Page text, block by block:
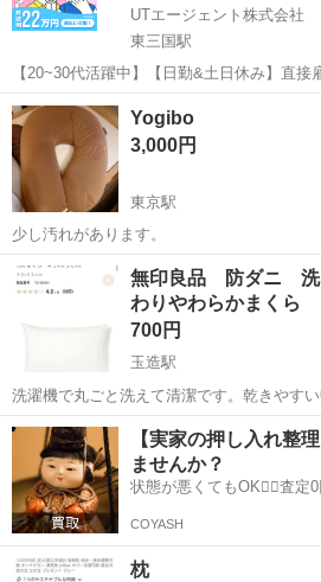
UTエージェント株式会社
東三国駅
【20~30代活躍中】【日勤&土日休み】直
ツ繰り返し！化学製品のピッキング・原料投入♪
報 ＼化学製品製造の原料投入、運搬など／ ☆未経験歓迎！ 丁寧な
研修と指導で安心の...
大阪 大阪市
Yogibo
3,000円
東京駅
少し汚れがあります。
大阪 大阪市 東京駅 寝具
無印良品 防ダニ 洗
わりやわらかまく
700円
玉造駅
洗濯機で丸ごと洗えて清潔です。乾きやす
で、お手入れしやすくしました。 【特長】
込む感触が特長です。 洗濯機で丸ごと洗え
お手入れしやすく清潔です。 側生地...
大阪 大阪市 玉造駅 寝具 無
【実家の押し入れ整
ませんか？
状態が悪くてもOK🙆‍♀️査定0
COYASH
枕